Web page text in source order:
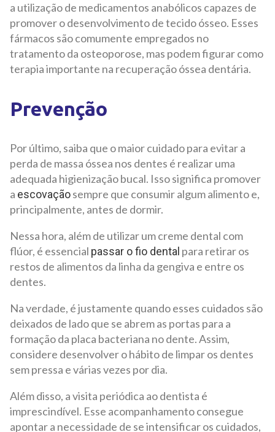
a utilização de medicamentos anabólicos capazes de
promover o desenvolvimento de tecido ósseo. Esses
fármacos são comumente empregados no
tratamento da osteoporose, mas podem figurar como
terapia importante na recuperação óssea dentária.
Prevenção
Por último, saiba que o maior cuidado para evitar a
perda de massa óssea nos dentes é realizar uma
adequada higienização bucal. Isso significa promover
a escovaçãosempre que consumir algum alimento e,
principalmente, antes de dormir.
Nessa hora, além de utilizar um creme dental com
flúor, é essencial passar o fio dental para retirar os
restos de alimentos da linha da gengiva e entre os
dentes.
Na verdade, é justamente quando esses cuidados são
deixados de lado que se abrem as portas para a
formação da placa bacteriana no dente. Assim,
considere desenvolver o hábito de limpar os dentes
sem pressa e várias vezes por dia.
Além disso, a visita periódica ao dentista é
imprescindível. Esse acompanhamento consegue
apontar a necessidade de se intensificar os cuidados,